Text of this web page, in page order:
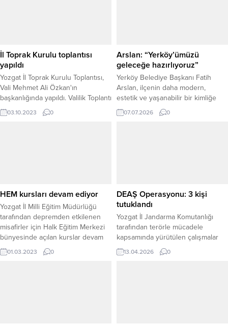
İl Toprak Kurulu toplantısı
yapıldı
Yozgat İl Toprak Kurulu Toplantısı,
Vali Mehmet Ali Özkan'ın
başkanlığında yapıldı. Valilik Toplantı
Salonu'nda düzenlenen toplantıya,
İl Defterdarı Yüksel Enoğlu, İl Tarım
03.10.2023 0
Arslan: “Yerköy’ümüzü
geleceğe hazırlıyoruz”
Yerköy Belediye Başkanı Fatih
Arslan, ilçenin daha modern,
estetik ve yaşanabilir bir kimliğe
kavuşması amacıyla belediye olarak
yatırımlara aralıksız devam
söyledi. Başkan Arslan, yürütülen
çalışmanın uzun ömürlü, bakımı...
07.07.2026 0
HEM kursları devam ediyor
Yozgat İl Milli Eğitim Müdürlüğü
tarafından depremden etkilenen
misafirler için Halk Eğitim Merkezi
bünyesinde açılan kurslar devam
ediyor.
01.03.2023 0
DEAŞ Operasyonu: 3 kişi
tutuklandı
Yozgat İl Jandarma Komutanlığı
tarafından terörle mücadele
kapsamında yürütülen çalışmalar
çerçevesinde DEAŞ Silahlı Terör
Örgütü’ne yönelik operasyon
13.04.2026 0